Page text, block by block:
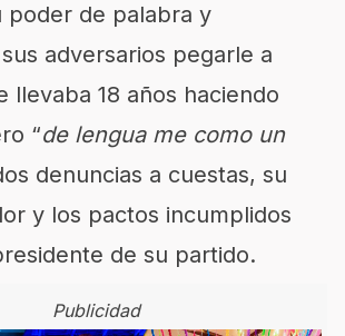
poder de palabra y
adversarios pegarle a
llevaba 18 años haciendo
“de lengua me como un
denuncias a cuestas, su
y los pactos incumplidos
de su partido.
Publicidad